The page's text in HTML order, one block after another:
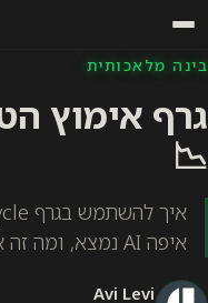
בינה מלאכותית
גרף אימוץ
📉
איפה AI נמצא, ומה זה אומר על אימוץ טכנולוגיה בארגון.
Avi Levi